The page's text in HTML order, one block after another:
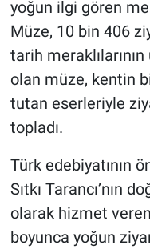
yoğun ilgi gören
Müze, 10 bin 406
tarih
olan müze, kentin
tutan eserleriyle
topladı.
Türk edebiyatının
Sıtkı Tarancı’nın
olarak hizmet
boyunca yoğun